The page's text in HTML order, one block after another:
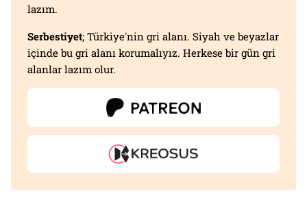
lazım.
Serbestiyet; Türkiye'nin gri alanı. Siyah ve beyazlar
içinde bu gri alanı korumalıyız. Herkese bir gün gri
alanlar lazım olur.